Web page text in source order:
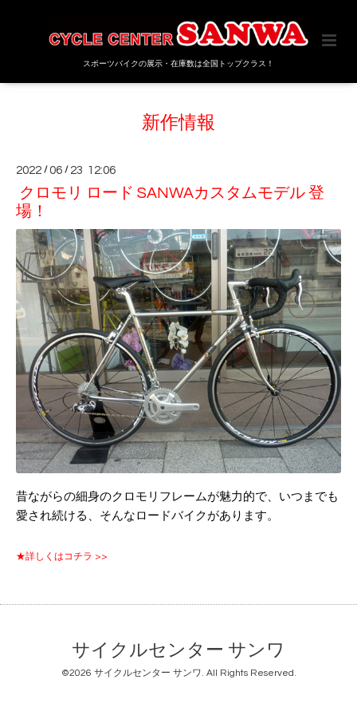
スポーツバイクの展示・在庫数は全国トップクラス！
新作情報
2022 /06 / 23 12:06
クロモリ ロード SANWAカスタムモデル 登
場！
昔ながらの細身のクロモリフレームが魅力的で、いつまでも
愛され続ける、そんなロードバイクがあります。
★詳しくはコチラ >>
サイクルセンター サンワ
©2026 サイクルセンター サンワ. All Rights Reserved.